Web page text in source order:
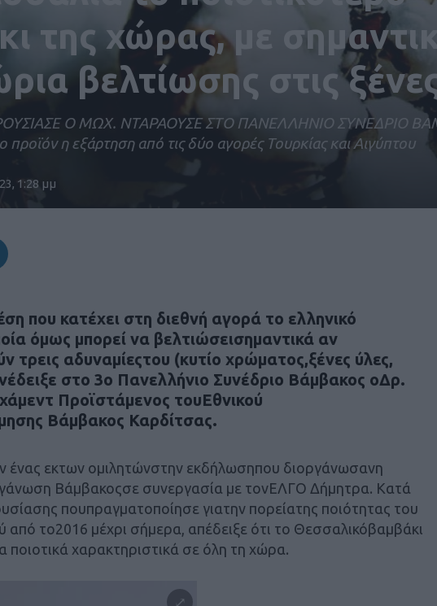
της χώρας, με
βελτίωσης στις
Ο ΜΩΧ. ΝΤΑΡΑΟΥΣΕ ΣΤΟ ΠΑΝΕΛΛΗΝΙΟ ΣΥΝΕΔΡΙΟ
προϊόν η εξάρτηση από τις δύο αγορές Τουρκίας και Αιγύπτου
1:28 μμ
που κατέχει στη διεθνή αγορά το ελληνικό
όμως μπορεί να βελτιώσεισημαντικά αν
τρεις αδυναμίεςτου (κυτίο χρώματος,ξένες ύλες,
στο 3ο Πανελλήνιο Συνέδριο Βάμβακος οΔρ.
Προϊστάμενος τουΕθνικού
Βάμβακος Καρδίτσας.
ένας εκτων ομιλητώνστην εκδήλωσηπου διοργάνωσανη
Βάμβακοςσε συνεργασία με τονΕΛΓΟ Δήμητρα. Κατά
πουπραγματοποίησε γιατην πορείατης ποιότητας του
από το2016 μέχρι σήμερα, απέδειξε ότι το Θεσσαλικόβαμβάκι
ποιοτικά χαρακτηριστικά σε όλη τη χώρα.